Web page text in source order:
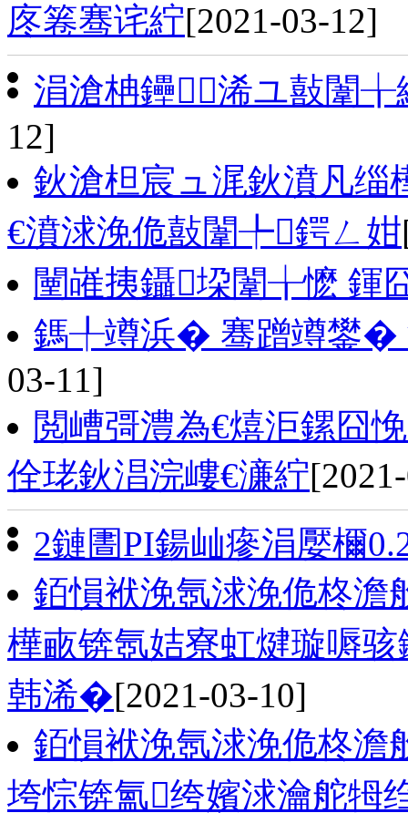
庝箞骞诧紵[2021-03-12]
涓滄柟鑸┖浠ユ敼闈
12]
鈥滄柦宸ュ浘鈥濆凡缁
€濆浗浼佹敼闈╄鍔ㄥ姏
闉嶉挗鑷垜闈╁懡 鍕
鎷╀竴浜� 骞蹭竴鐢�
03-11]
閲嶆彁澧為€熺洰鏍囧
佺珯鈥淐浣嶁€濓紵
2鏈圕PI鍚屾瘮涓嬮檷
銆愪袱浼氬浗浼佹柊澹
樺畞锛氬姞寮虹煡璇嗕
韩浠�[2021-03-10]
銆愪袱浼氬浗浼佹柊澹
垮悰锛氳绔嬪浗瀹舵牳